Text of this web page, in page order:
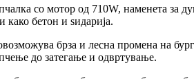
со мотор од 710W, наменета за
како бетон и ѕидарија.
брза и лесна промена на
до затегање и одвртување.